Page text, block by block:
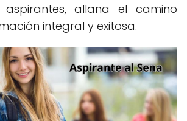
aspirantes, allana el camino
integral y exitosa.